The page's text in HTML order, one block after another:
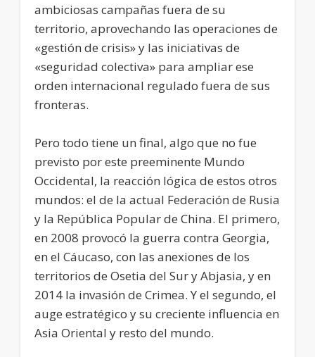
ambiciosas campañas fuera de su
territorio, aprovechando las operaciones de
«gestión de crisis» y las iniciativas de
«seguridad colectiva» para ampliar ese
orden internacional regulado fuera de sus
fronteras.
Pero todo tiene un final, algo que no fue
previsto por este preeminente Mundo
Occidental, la reacción lógica de estos otros
mundos: el de la actual Federación de Rusia
y la República Popular de China. El primero,
en 2008 provocó la guerra contra Georgia,
en el Cáucaso, con las anexiones de los
territorios de Osetia del Sur y Abjasia, y en
2014 la invasión de Crimea. Y el segundo, el
auge estratégico y su creciente influencia en
Asia Oriental y resto del mundo.